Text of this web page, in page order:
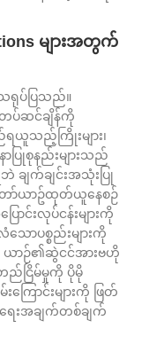
များအတွက်
ရုပ်ပြသည်။
ဆင်ချိန်ကို
ယူသည့်ကြိုးများ၊
ာပြုစုနည်းများသည်
ချက်ချင်းအသုံးပြု
ော်ယာဥ်ထုတ်ယူနေစဉ်
င်းလုပ်ငန်းများကို
ာပစ္စည်းများကို
ယာဉ်၏ဆွဲငင်အားဗဟို
ည်ငြိမ်မှုကို ပိုမို
ောင်းများကို ဖြတ်
ေးအချက်တစ်ချက်